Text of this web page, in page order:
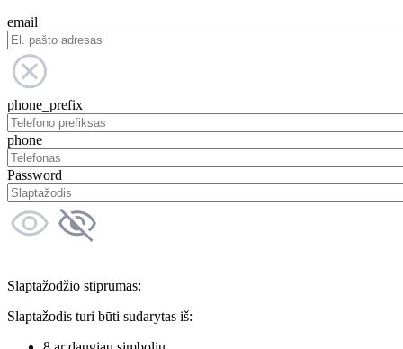
email
phone_prefix
phone
Password
Slaptažodžio stiprumas:
Slaptažodis turi būti sudarytas iš: